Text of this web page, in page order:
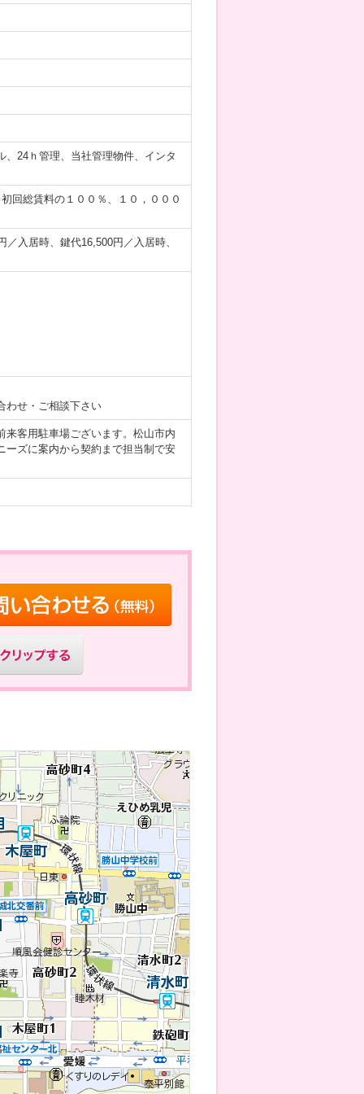
24ｈ管理、当社管理物件、インタ
回総賃料の１００％、１０，０００
入居時、鍵代16,500円／入居時、
わせ・ご相談下さい
客用駐車場ございます。松山市内
ーズに案内から契約まで担当制で安